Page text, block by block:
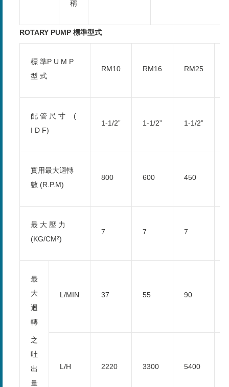
稱
ROTARY PUMP 標準型式
標 準P U M P
型 式
RM10 RM16 RM25
配 管 尺 寸 (
I D F)
1-1/2” 1-1/2” 1-1/2”
實用最大迴轉
數 (R.P.M)
800 600 450
最 大 壓 力
(KG/CM²)
7 7 7
最
大
迴
轉
之
吐
出
量
L/MIN 37 55 90
L/H 2220 3300 5400